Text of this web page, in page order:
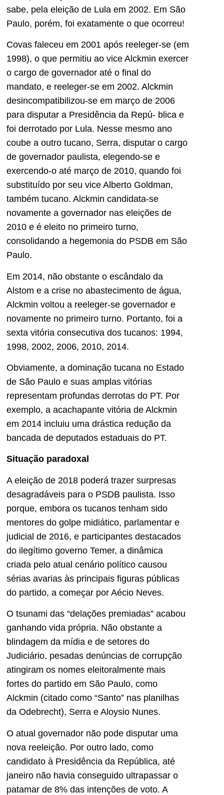
sabe, pela eleição de Lula em 2002. Em São
Paulo, porém, foi exatamente o que ocorreu!
Covas faleceu em 2001 após reeleger-se (em
1998), o que permitiu ao vice Alckmin exercer
o cargo de governador até o final do
mandato, e reeleger-se em 2002. Alckmin
desincompatibilizou-se em março de 2006
para disputar a Presidência da Repú- blica e
foi derrotado por Lula. Nesse mesmo ano
coube a outro tucano, Serra, disputar o cargo
de governador paulista, elegendo-se e
exercendo-o até março de 2010, quando foi
substituído por seu vice Alberto Goldman,
também tucano. Alckmin candidata-se
novamente a governador nas eleições de
2010 e é eleito no primeiro turno,
consolidando a hegemonia do PSDB em São
Paulo.
Em 2014, não obstante o escândalo da
Alstom e a crise no abastecimento de água,
Alckmin voltou a reeleger-se governador e
novamente no primeiro turno. Portanto, foi a
sexta vitória consecutiva dos tucanos: 1994,
1998, 2002, 2006, 2010, 2014.
Obviamente, a dominação tucana no Estado
de São Paulo e suas amplas vitórias
representam profundas derrotas do PT. Por
exemplo, a acachapante vitória de Alckmin
em 2014 incluiu uma drástica redução da
bancada de deputados estaduais do PT.
Situação paradoxal
A eleição de 2018 poderá trazer surpresas
desagradáveis para o PSDB paulista. Isso
porque, embora os tucanos tenham sido
mentores do golpe midiático, parlamentar e
judicial de 2016, e participantes destacados
do ilegítimo governo Temer, a dinâmica
criada pelo atual cenário político causou
sérias avarias às principais figuras públicas
do partido, a começar por Aécio Neves.
O tsunami das “delações premiadas” acabou
ganhando vida própria. Não obstante a
blindagem da mídia e de setores do
Judiciário, pesadas denúncias de corrupção
atingiram os nomes eleitoralmente mais
fortes do partido em São Paulo, como
Alckmin (citado como “Santo” nas planilhas
da Odebrecht), Serra e Aloysio Nunes.
O atual governador não pode disputar uma
nova reeleição. Por outro lado, como
candidato à Presidência da República, até
janeiro não havia conseguido ultrapassar o
patamar de 8% das intenções de voto. A